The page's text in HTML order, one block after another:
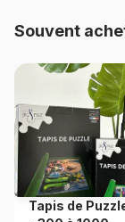
Provenance
EAN
Nombre de
Dimensions
Souvent
Tapis de